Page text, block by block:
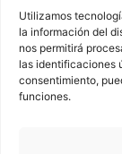
Utilizamos
la información del
nos permitirá
las identificaciones
consentimiento,
funciones.